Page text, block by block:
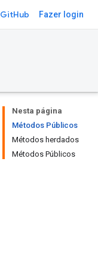
GitHub Fazer login
Nesta página
Métodos Públicos
Métodos herdados
Métodos Públicos